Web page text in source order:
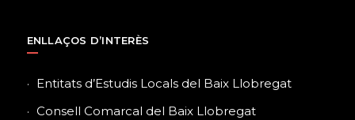
ENLLAÇOS D’INTERÈS
Entitats d’Estudis Locals del Baix Llobregat
Consell Comarcal del Baix Llobregat